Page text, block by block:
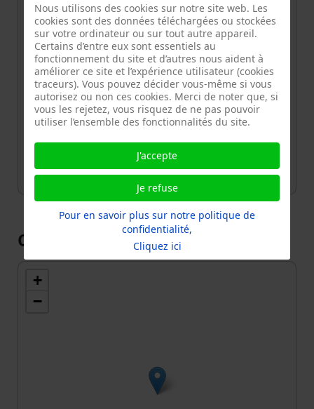
Téléphone
0782821993
Email
jeremieazencot@gmail.com
Référent
Jérémie AZENCOT
Adresse
93, Rue Saint-Dominique, Quartier du
Gros-Caillou, Paris 7e Arrondissement,
Paris, France métropolitaine, 75007
Carte
+
−
Nous utilisons des cookies sur notre site web. Les
cookies sont des données téléchargées ou stockées
sur votre ordinateur ou sur tout autre appareil.
Certains d’entre eux sont essentiels au
fonctionnement du site et d’autres nous aident à
améliorer ce site et l’expérience utilisateur (cookies
traceurs). Vous pouvez décider vous-même si vous
autorisez ou non ces cookies. Merci de noter que, si
vous les rejetez, vous risquez de ne pas pouvoir
utiliser l’ensemble des fonctionnalités du site.
J'accepte
Je refuse
Pour en savoir plus sur notre politique de
confidentialité,
Cliquez ici